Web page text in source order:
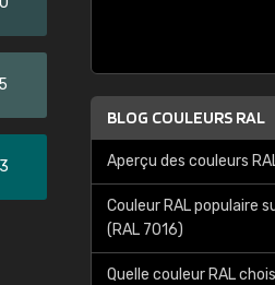
BLOG COULEURS RAL
Aperçu des couleurs
Couleur RAL populaire
(RAL 7016)
Quelle couleur RAL